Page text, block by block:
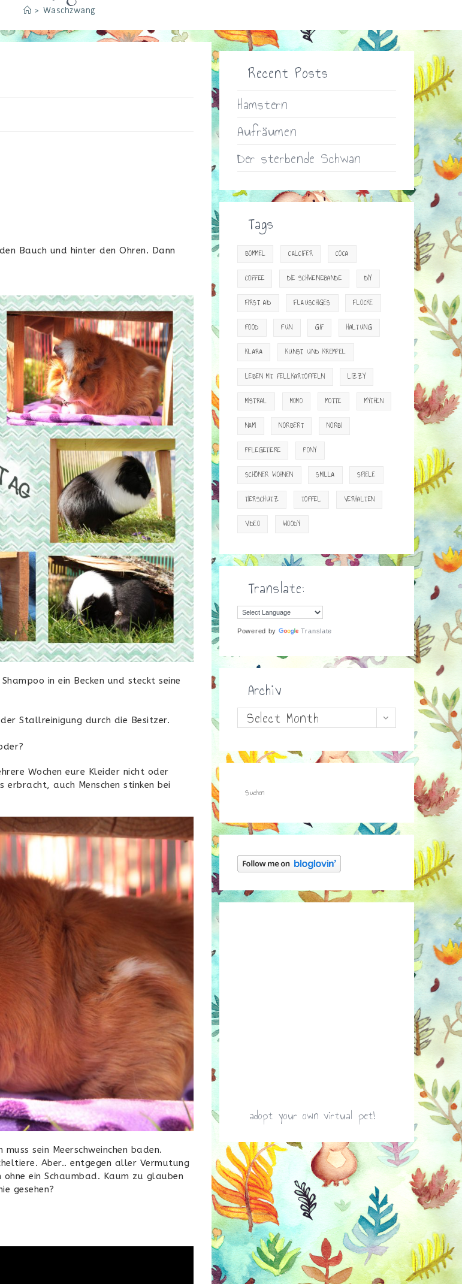
> Waschzwang
Bauch und hinter den Ohren. Dann
in ein Becken und steckt seine
Stallreinigung durch die Besitzer.
Wochen eure Kleider nicht oder
auch Menschen stinken bei
sein Meerschweinchen baden.
Aber.. entgegen aller Vermutung
ein Schaumbad. Kaum zu glauben
gesehen?
Recent Posts
Hamstern
Aufräumen
Der sterbende Schwan
Tags
BOMMEL CALCIFER COCA
COFFEE DIE SCHWEINEBANDE DIY
FIRST AID FLAUSCHIGES FLOCKE
FOOD FUN GIF HALTUNG
KLARA KUNST UND KREMPEL
LEBEN MIT FELLKARTOFFELN LIZZY
MISTRAL MOMO MOTTE MYTHEN
NAMI NORBERT NORBI
PFLEGETIERE PONY
SCHÖNER WOHNEN SMILLA SPIELE
TIERSCHUTZ TOFFEL VERHALTEN
VIDEO WOODY
Translate:
Powered by Translate
Archiv
ArchivSelect Month
adopt your own virtual pet!